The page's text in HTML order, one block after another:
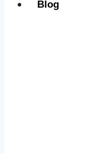
Blog